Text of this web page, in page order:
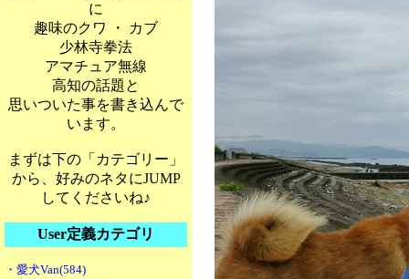
に
趣味のクワ ・ カブ
少林寺拳法
アマチュア無線
高知の話題と
思いついた事を書き込んで
います。
まずは下の「カテゴリー」
から、好みのネタにJUMP
してくださいね♪
User定義カテゴリ
・愛犬Van(584)